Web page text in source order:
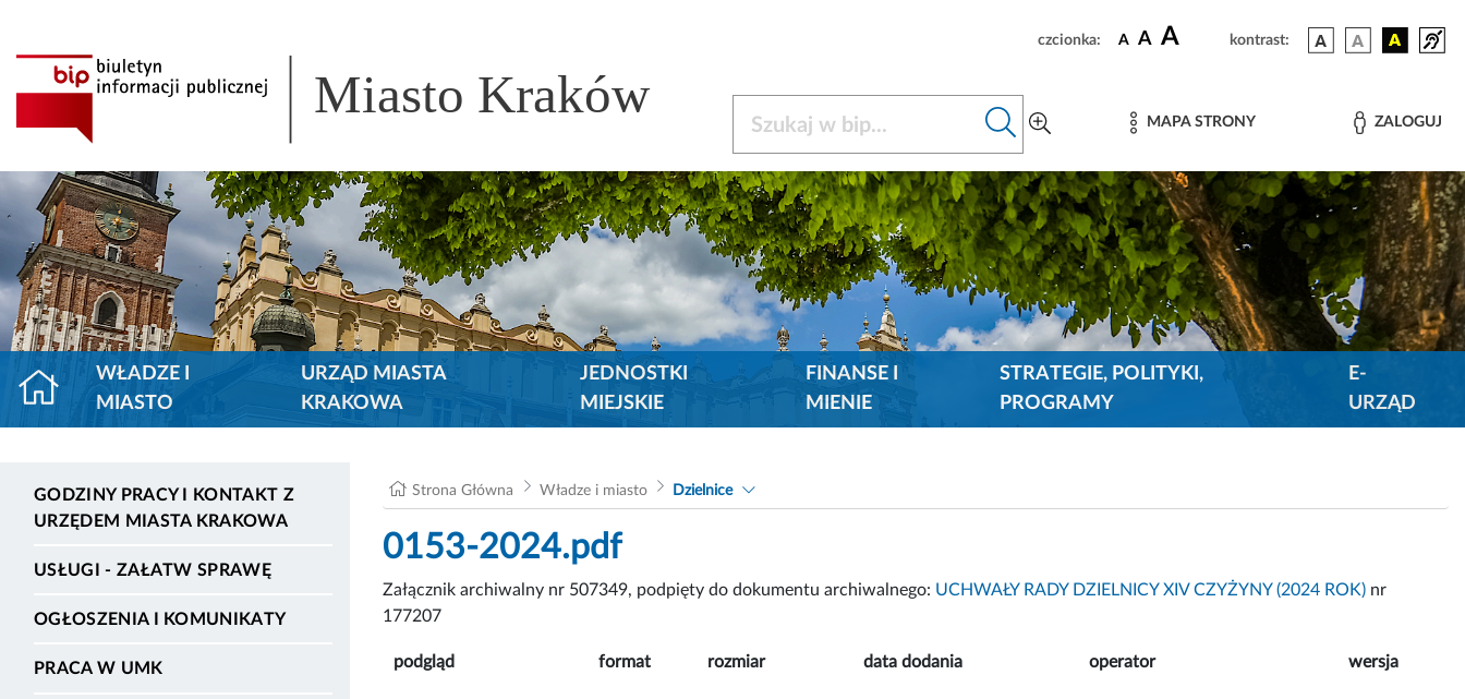
czcionka: A A A kontrast:
Miasto Kraków MAPA STRONY ZALOGUJ
WŁADZE I
MIASTO
URZĄD MIASTA
KRAKOWA
JEDNOSTKI
MIEJSKIE
FINANSE I
MIENIE
STRATEGIE, POLITYKI,
PROGRAMY
E-
URZĄD
GODZINY PRACY I KONTAKT Z
URZĘDEM MIASTA KRAKOWA
USŁUGI - ZAŁATW SPRAWĘ
OGŁOSZENIA I KOMUNIKATY
PRACA W UMK
Strona Główna Władze i miasto Dzielnice
0153-2024.pdf
Załącznik archiwalny nr 507349, podpięty do dokumentu archiwalnego: UCHWAŁY RADY DZIELNICY XIV CZYŻYNY (2024 ROK) nr
177207
podgląd format rozmiar data dodania operator wersja